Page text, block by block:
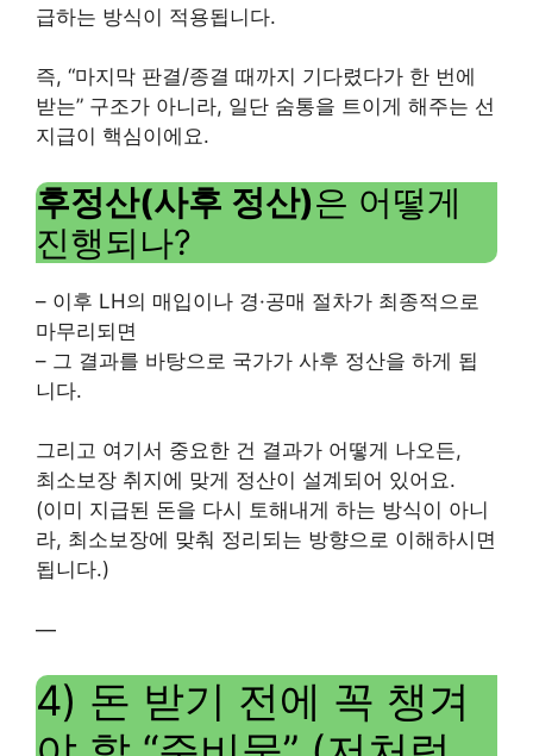
급하는 방식이 적용됩니다.
즉, “마지막 판결/종결 때까지 기다렸다가 한 번에
받는” 구조가 아니라, 일단 숨통을 트이게 해주는 선
지급이 핵심이에요.
후정산(사후 정산)은 어떻게
진행되나?
– 이후 LH의 매입이나 경·공매 절차가 최종적으로
마무리되면
– 그 결과를 바탕으로 국가가 사후 정산을 하게 됩
니다.
그리고 여기서 중요한 건 결과가 어떻게 나오든,
최소보장 취지에 맞게 정산이 설계되어 있어요.
(이미 지급된 돈을 다시 토해내게 하는 방식이 아니
라, 최소보장에 맞춰 정리되는 방향으로 이해하시면
됩니다.)
—
4) 돈 받기 전에 꼭 챙겨